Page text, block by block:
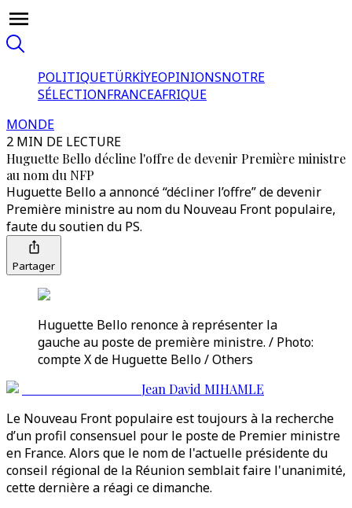
POLITIQUETÜRKİYEOPINIONSNOTRE
SÉLECTIONFRANCEAFRIQUE
MONDE
2 MIN DE LECTURE
Huguette Bello décline l'offre de devenir Première ministre
au nom du NFP
Huguette Bello a annoncé “décliner l’offre” de devenir
Première ministre au nom du Nouveau Front populaire,
faute du soutien du PS.
Partager
Huguette Bello renonce à représenter la
gauche au poste de première ministre. / Photo:
compte X de Huguette Bello / Others
Jean David MIHAMLE
Le Nouveau Front populaire est toujours à la recherche
d’un profil consensuel pour le poste de Premier ministre
en France. Alors que le nom de l'actuelle présidente du
conseil régional de la Réunion semblait faire l'unanimité,
cette dernière a réagi ce dimanche.